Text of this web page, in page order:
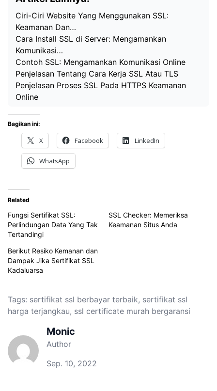
Ciri-Ciri Website Yang Menggunakan SSL:
Keamanan Dan…
Cara Install SSL di Server: Mengamankan
Komunikasi…
Contoh SSL: Mengamankan Komunikasi Online
Penjelasan Tentang Cara Kerja SSL Atau TLS
Penjelasan Proses SSL Pada HTTPS Keamanan
Online
Bagikan ini:
X Facebook LinkedIn
WhatsApp
Related
Fungsi Sertifikat SSL:
Perlindungan Data Yang Tak
Tertandingi
SSL Checker: Memeriksa
Keamanan Situs Anda
Berikut Resiko Kemanan dan
Dampak Jika Sertifikat SSL
Kadaluarsa
Tags: sertifikat ssl berbayar terbaik, sertifikat ssl
harga terjangkau, ssl certificate murah bergaransi
Monic
Author
Sep. 10, 2022